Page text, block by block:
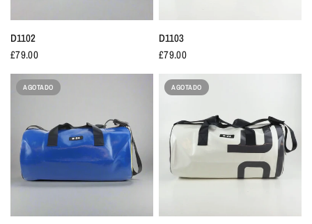
D1102
£79.00
D1103
£79.00
AGOTADO AGOTADO